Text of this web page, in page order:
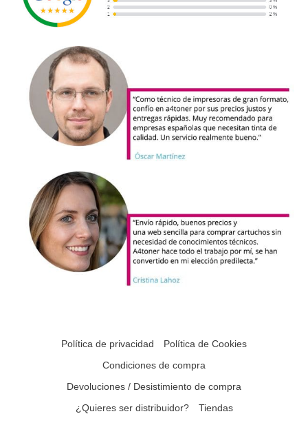
Política de privacidad
Política de Cookies
Condiciones de compra
Devoluciones / Desistimiento de compra
¿Quieres ser distribuidor?
Tiendas